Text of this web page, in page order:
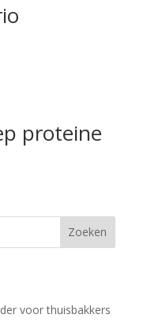
proteine
Zoeken
voor thuisbakkers